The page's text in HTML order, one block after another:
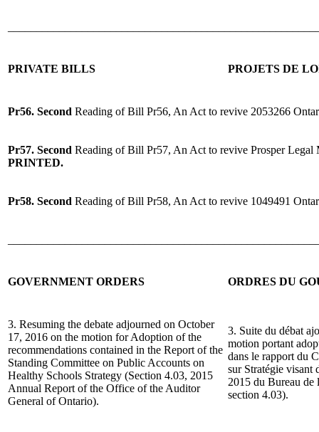
PRIVATE BILLS PROJETS DE
Pr56. Second Reading of Bill Pr56, An Act to revive 2053266
Pr57. Second Reading of Bill Pr57, An Act to revive Prosper Legal
PRINTED.
Pr58. Second Reading of Bill Pr58, An Act to revive 1049491
GOVERNMENT ORDERS ORDRES DU
3. Resuming the debate adjourned on October
17, 2016 on the motion for Adoption of the
recommendations contained in the Report of the
Standing Committee on Public Accounts on
Healthy Schools Strategy (Section 4.03, 2015
Annual Report of the Office of the Auditor
General of Ontario).
3. Suite du débat
motion portant
dans le rapport du
sur Stratégie visant
2015 du Bureau de
section 4.03).